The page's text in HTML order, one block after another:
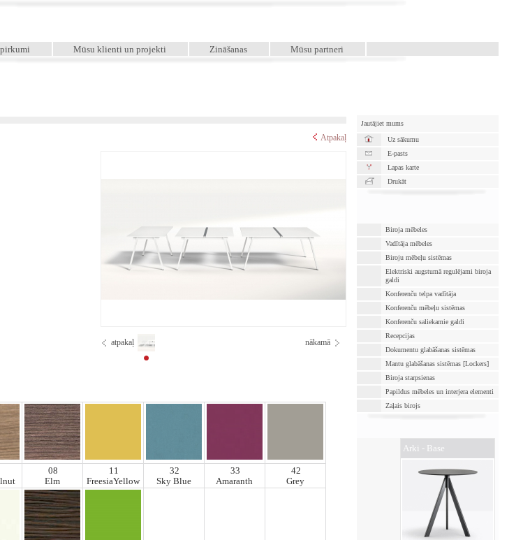
Mūsu klienti un projekti Zināšanas Mūsu partneri
Atpakaļ
atpakaļ nākamā
08
Elm
11
FreesiaYellow
32
Sky Blue
33
Amaranth
42
Grey
Jautājiet mums
Uz sākumu
E-pasts
Lapas karte
Drukāt
Biroja mēbeles
Vadītāja mēbeles
Biroju mēbeļu sistēmas
Elektriski augstumā regulējami biroja
galdi
Konferenču telpa vadītāja
Konferenču mēbeļu sistēmas
Konferenču saliekamie galdi
Recepcijas
Dokumentu glabāšanas sistēmas
Mantu glabāšanas sistēmas [Lockers]
Biroja starpsienas
Papildus mēbeles un interjera elementi
Zaļais birojs
Arki - Base